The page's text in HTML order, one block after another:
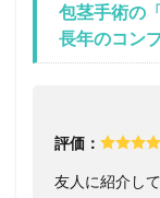
包茎手術の
長年のコン
評価：
友人に紹介し